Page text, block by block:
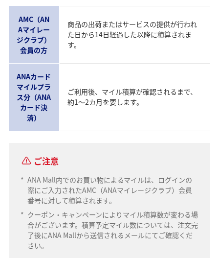
AMC（AN
Aマイレー
ジクラブ）
会員の方
商品の出荷またはサービスの提供が行われ
た日から14日経過した以降に積算されま
す。
ANAカード
マイルプラ
ス分（ANA
カード決
済）
ご利用後、マイル積算が確認されるまで、
約1～2カ月を要します。
ご注意
* ANA Mall内でのお買い物によるマイルは、ログインの
際にご入力されたAMC（ANAマイレージクラブ）会員
番号に対して積算されます。
* クーポン・キャンペーンによりマイル積算数が変わる場
合がございます。積算予定マイル数については、注文完
了後にANA Mallから送信されるメールにてご確認くだ
さい。